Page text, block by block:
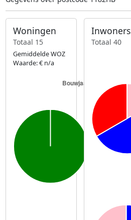
Woningen
Totaal 15
Gemiddelde WOZ
Waarde: € n/a
Inwoners
Totaal 40